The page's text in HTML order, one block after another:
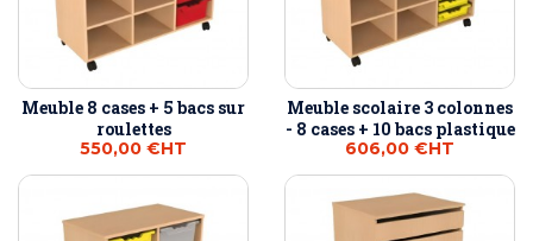
Meuble 8 cases + 5 bacs sur
roulettes
550,00 €HT
Meuble scolaire 3 colonnes
- 8 cases + 10 bacs plastique
606,00 €HT